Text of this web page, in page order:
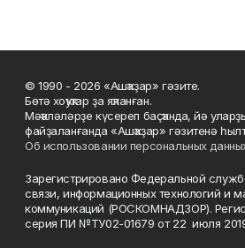
© 1990 - 2026 «Ашҡаҙар» гәзите.
Бөтә хоҡуҡтар ҙа яҡланған.
Мәҡәләләрҙе күсереп баҫҡанда, йә
файҙаланғанда «Ашҡаҙар» гәзитенә
Об использовании персональных
Зарегистрировано Федеральной
связи, информационных технологий и
коммуникаций (РОСКОМНАДЗОР).
серия ПИ №ТУ02-01679 от 22 июля